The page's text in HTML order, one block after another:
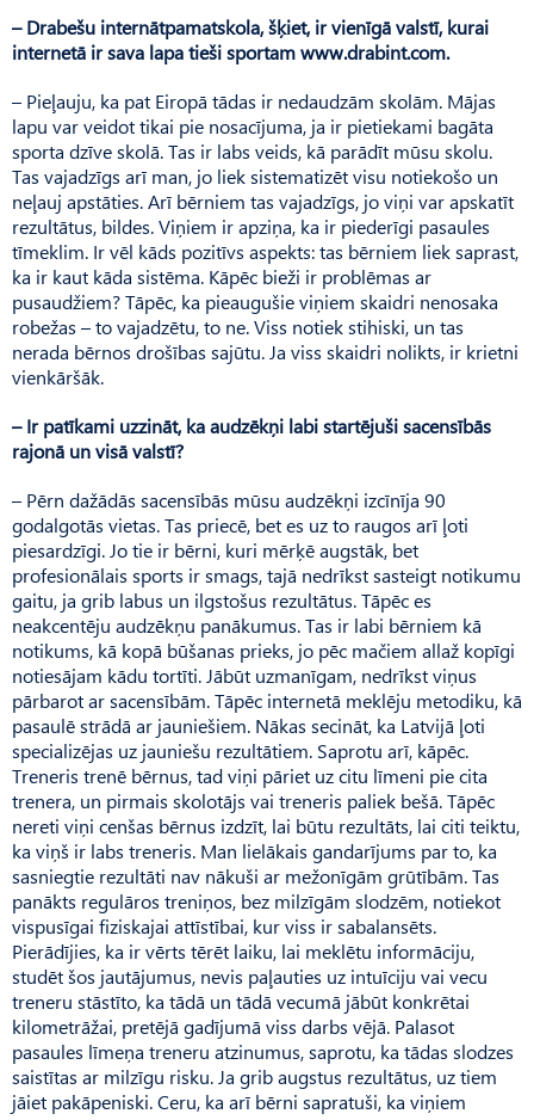
– Drabešu internātpamatskola, šķiet, ir vienīgā valstī, kurai
internetā ir sava lapa tieši sportam www.drabint.com.
– Pieļauju, ka pat Eiropā tādas ir nedaudzām skolām. Mājas
lapu var veidot tikai pie nosacījuma, ja ir pietiekami bagāta
sporta dzīve skolā. Tas ir labs veids, kā parādīt mūsu skolu.
Tas vajadzīgs arī man, jo liek sistematizēt visu notiekošo un
neļauj apstāties. Arī bērniem tas vajadzīgs, jo viņi var apskatīt
rezultātus, bildes. Viņiem ir apziņa, ka ir piederīgi pasaules
tīmeklim. Ir vēl kāds pozitīvs aspekts: tas bērniem liek saprast,
ka ir kaut kāda sistēma. Kāpēc bieži ir problēmas ar
pusaudžiem? Tāpēc, ka pieaugušie viņiem skaidri nenosaka
robežas – to vajadzētu, to ne. Viss notiek stihiski, un tas
nerada bērnos drošības sajūtu. Ja viss skaidri nolikts, ir krietni
vienkāršāk.
– Ir patīkami uzzināt, ka audzēkņi labi startējuši sacensībās
rajonā un visā valstī?
– Pērn dažādās sacensībās mūsu audzēkņi izcīnīja 90
godalgotās vietas. Tas priecē, bet es uz to raugos arī ļoti
piesardzīgi. Jo tie ir bērni, kuri mērķē augstāk, bet
profesionālais sports ir smags, tajā nedrīkst sasteigt notikumu
gaitu, ja grib labus un ilgstošus rezultātus. Tāpēc es
neakcentēju audzēkņu panākumus. Tas ir labi bērniem kā
notikums, kā kopā būšanas prieks, jo pēc mačiem allaž kopīgi
notiesājam kādu tortīti. Jābūt uzmanīgam, nedrīkst viņus
pārbarot ar sacensībām. Tāpēc internetā meklēju metodiku, kā
pasaulē strādā ar jauniešiem. Nākas secināt, ka Latvijā ļoti
specializējas uz jauniešu rezultātiem. Saprotu arī, kāpēc.
Treneris trenē bērnus, tad viņi pāriet uz citu līmeni pie cita
trenera, un pirmais skolotājs vai treneris paliek bešā. Tāpēc
nereti viņi cenšas bērnus izdzīt, lai būtu rezultāts, lai citi teiktu,
ka viņš ir labs treneris. Man lielākais gandarījums par to, ka
sasniegtie rezultāti nav nākuši ar mežonīgām grūtībām. Tas
panākts regulāros treniņos, bez milzīgām slodzēm, notiekot
vispusīgai fiziskajai attīstībai, kur viss ir sabalansēts.
Pierādījies, ka ir vērts tērēt laiku, lai meklētu informāciju,
studēt šos jautājumus, nevis paļauties uz intuīciju vai vecu
treneru stāstīto, ka tādā un tādā vecumā jābūt konkrētai
kilometrāžai, pretējā gadījumā viss darbs vējā. Palasot
pasaules līmeņa treneru atzinumus, saprotu, ka tādas slodzes
saistītas ar milzīgu risku. Ja grib augstus rezultātus, uz tiem
jāiet pakāpeniski. Ceru, ka arī bērni sapratuši, ka viņiem